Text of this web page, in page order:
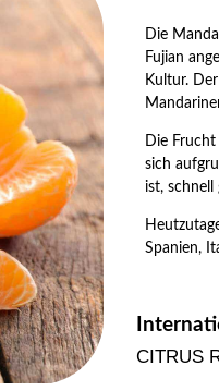
Die
Fujian
Kultur.
Die
sich
ist, schnell
Spanien,
CITRUS